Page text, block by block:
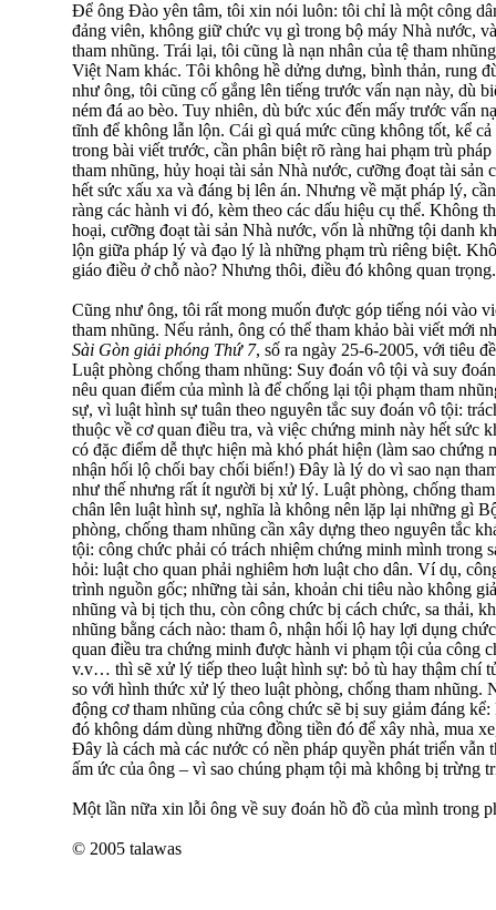
Ðể ông Ðào yên tâm, tôi xin nói luôn: tôi chỉ là một công
đảng viên, không giữ chức vụ gì trong bộ máy Nhà nước,
tham nhũng. Trái lại, tôi cũng là nạn nhân của tệ tham
Việt Nam khác. Tôi không hề dửng dưng, bình thản, rung
như ông, tôi cũng cố gắng lên tiếng trước vấn nạn này, dù
ném đá ao bèo. Tuy nhiên, dù bức xúc đến mấy trước vấn
tĩnh để không lẫn lộn. Cái gì quá mức cũng không tốt, kể
trong bài viết trước, cần phân biệt rõ ràng hai phạm trù
tham nhũng, hủy hoại tài sản Nhà nước, cưỡng đoạt tài
hết sức xấu xa và đáng bị lên án. Nhưng về mặt pháp lý,
ràng các hành vi đó, kèm theo các dấu hiệu cụ thể. Không
hoại, cưỡng đoạt tài sản Nhà nước, vốn là những tội danh
lộn giữa pháp lý và đạo lý là những phạm trù riêng biệt.
giáo điều ở chỗ nào? Nhưng thôi, điều đó không quan trọng.
Cũng như ông, tôi rất mong muốn được góp tiếng nói vào
tham nhũng. Nếu rảnh, ông có thể tham khảo bài viết mới
Sài Gòn giải phóng Thứ 7, số ra ngày 25-6-2005, với tiêu
Luật phòng chống tham nhũng: Suy đoán vô tội và suy
nêu quan điểm của mình là để chống lại tội phạm tham
sự, vì luật hình sự tuân theo nguyên tắc suy đoán vô tội:
thuộc về cơ quan điều tra, và việc chứng minh này hết sức
có đặc điểm dễ thực hiện mà khó phát hiện (làm sao chứng
nhận hối lộ chối bay chối biến!) Ðây là lý do vì sao nạn
như thế nhưng rất ít người bị xử lý. Luật phòng, chống
chân lên luật hình sự, nghĩa là không nên lặp lại những gì
phòng, chống tham nhũng cần xây dựng theo nguyên tắc
tội: công chức phải có trách nhiệm chứng minh mình trong
hỏi: luật cho quan phải nghiêm hơn luật cho dân. Ví dụ,
trình nguồn gốc; những tài sản, khoản chi tiêu nào không
nhũng và bị tịch thu, còn công chức bị cách chức, sa thải,
nhũng bằng cách nào: tham ô, nhận hối lộ hay lợi dụng
quan điều tra chứng minh được hành vi phạm tội của công
v.v… thì sẽ xử lý tiếp theo luật hình sự: bỏ tù hay thậm chí
so với hình thức xử lý theo luật phòng, chống tham nhũng.
động cơ tham nhũng của công chức sẽ bị suy giảm đáng
đó không dám dùng những đồng tiền đó để xây nhà, mua
Ðây là cách mà các nước có nền pháp quyền phát triển vẫn
ấm ức của ông – vì sao chúng phạm tội mà không bị trừng
Một lần nữa xin lỗi ông về suy đoán hồ đồ của mình trong
© 2005 talawas